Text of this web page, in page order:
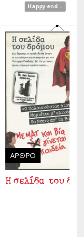
Happy end...
ΆΡΘΡΟ
Η σελίδα του